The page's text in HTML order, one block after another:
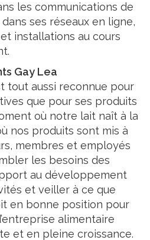
les communications de
ses réseaux en ligne,
installations au cours
Gay Lea
tout aussi reconnue pour
que pour ses produits
où notre lait naît à la
nos produits sont mis à
membres et employés
les besoins des
au développement
et veiller à ce que
en bonne position pour
alimentaire
et en pleine croissance.